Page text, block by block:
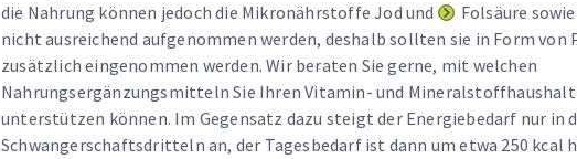
die Nahrung können jedoch die Mikronährstoffe Jod und
Folsäure
nicht ausreichend aufgenommen werden, deshalb sollten sie in Form von
zusätzlich eingenommen werden. Wir beraten Sie gerne, mit welchen
Nahrungsergänzungsmitteln Sie Ihren Vitamin- und
unterstützen können. Im Gegensatz dazu steigt der Energiebedarf nur in
Schwangerschaftsdritteln an, der Tagesbedarf ist dann um etwa 250 kcal